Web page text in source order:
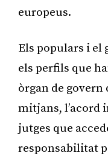
europeus.
Els populars i el
els perfils que
òrgan de govern
mitjans, l’acord
jutges que
responsabilitat